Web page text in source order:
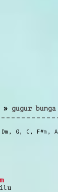
» gugur bunga
Dm , G , C , F#m , A